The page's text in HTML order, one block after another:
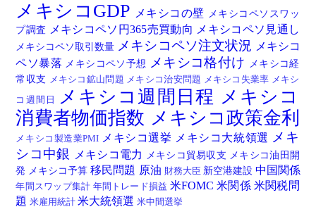
メキシコGDP メキシコの壁 メキシコペソスワッ
プ調査
メキシコペソ円365売買動向 メキシコペソ見通し
メキシコペソ取引数量 メキシコペソ注文状況 メキシコ
ペソ暴落 メキシコペソ予想 メキシコ格付け メキシコ経
常収支 メキシコ鉱山問題 メキシコ治安問題 メキシコ失業率 メキシ
コ週間日 メキシコ週間日程 メキシコ
消費者物価指数 メキシコ政策金利
メキシコ製造業PMI メキシコ選挙 メキシコ大統領選 メキ
シコ中銀
メキシコ電力 メキシコ貿易収支 メキシコ油田開
発 メキシコ予算移民問題 原油 財務大臣 新空港建設 中国関係
年間スワップ集計 年間トレード損益 米FOMC米関係 米関税問
題米雇用統計米大統領選米中間選挙